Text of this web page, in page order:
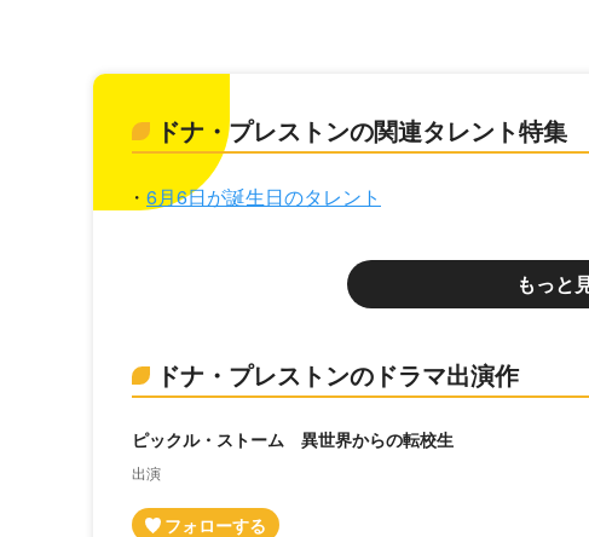
ドナ・プレストンの関連タレント特集
6月6日が誕生日のタレント
もっと
ドナ・プレストンのドラマ出演作
ピックル・ストーム 異世界からの転校生
出演